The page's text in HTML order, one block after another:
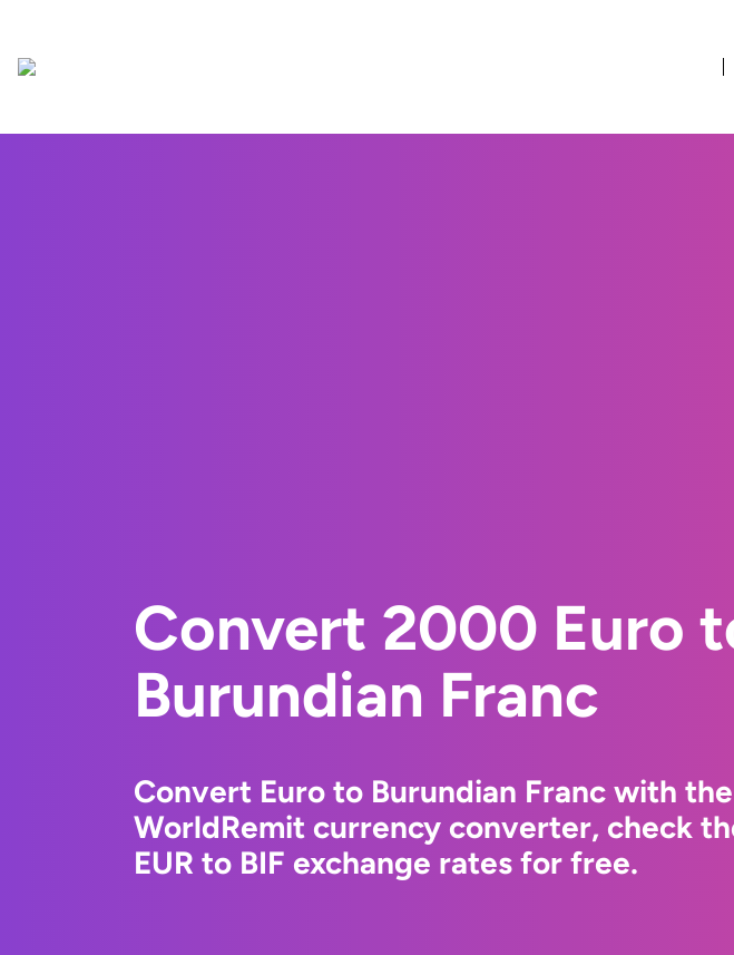
Convert 2000 Euro
Burundian Franc
Convert Euro to Burundian Franc with the
WorldRemit currency converter, check
EUR to BIF exchange rates for free.